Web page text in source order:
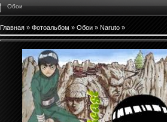
Обои
Главная » Фотоальбом » Обои » Naruto »